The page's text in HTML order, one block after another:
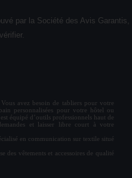
par la Société des Avis Garantis,
.
Vous avez besoin de tabliers pour votre
personnalisées pour votre hôtel ou
équipé d’outils professionnels haut de
et laisser libre court à votre
en communication sur textile situé
des vêtements et accessoires de qualité